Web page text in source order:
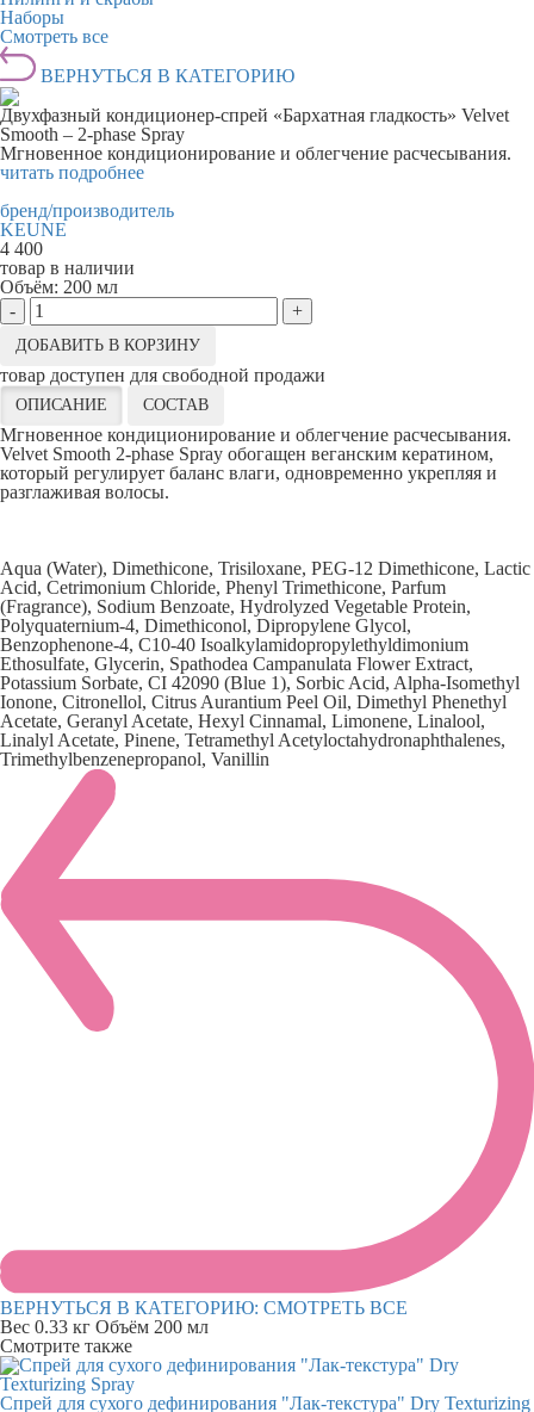
Наборы
Смотреть все
ВЕРНУТЬСЯ В КАТЕГОРИЮ
Двухфазный кондиционер-спрей «Бархатная гладкость» Velvet
Smooth – 2-phase Spray
Мгновенное кондиционирование и облегчение расчесывания.
читать подробнее
бренд/производитель
KEUNE
4 400
товар в наличии
Объём: 200 мл
-
+
ДОБАВИТЬ В КОРЗИНУ
товар доступен для свободной продажи
ОПИСАНИЕ СОСТАВ
Мгновенное кондиционирование и облегчение расчесывания.
Velvet Smooth 2-phase Spray обогащен веганским кератином,
который регулирует баланс влаги, одновременно укрепляя и
разглаживая волосы.
Aqua (Water), Dimethicone, Trisiloxane, PEG-12 Dimethicone, Lactic
Acid, Cetrimonium Chloride, Phenyl Trimethicone, Parfum
(Fragrance), Sodium Benzoate, Hydrolyzed Vegetable Protein,
Polyquaternium-4, Dimethiconol, Dipropylene Glycol,
Benzophenone-4, C10-40 Isoalkylamidopropylethyldimonium
Ethosulfate, Glycerin, Spathodea Campanulata Flower Extract,
Potassium Sorbate, CI 42090 (Blue 1), Sorbic Acid, Alpha-Isomethyl
Ionone, Citronellol, Citrus Aurantium Peel Oil, Dimethyl Phenethyl
Acetate, Geranyl Acetate, Hexyl Cinnamal, Limonene, Linalool,
Linalyl Acetate, Pinene, Tetramethyl Acetyloctahydronaphthalenes,
Trimethylbenzenepropanol, Vanillin
ВЕРНУТЬСЯ В КАТЕГОРИЮ: СМОТРЕТЬ ВСЕ
Вес 0.33 кг Объём 200 мл
Смотрите также
Спрей для сухого дефинирования "Лак-текстура" Dry Texturizing